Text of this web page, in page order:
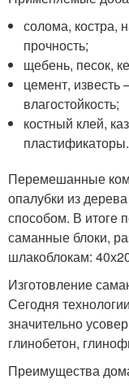
солома, костра,
прочность;
щебень, песок,
цемент, известь
влагостойкость;
костный клей,
пластификаторы.
Перемешанные
опалубки из
способом. В итоге
саманные блоки,
шлакоблокам:
Изготовление
Сегодня
значительно
глинобетон,
Преимущества